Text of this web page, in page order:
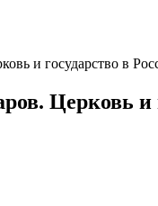
и государство в
Церковь и